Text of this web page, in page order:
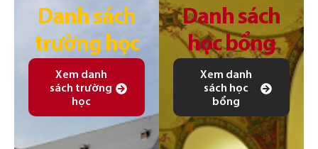
Danh sách
trường học
Xem danh
sách trường
học
Danh sách
học bổng
Xem danh
sách học
bổng